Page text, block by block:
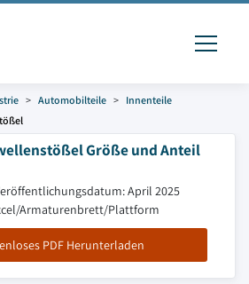
Automobilteile
Innenteile
Größe und Anteil
April 2025
Armaturenbrett/Plattform
PDF Herunterladen